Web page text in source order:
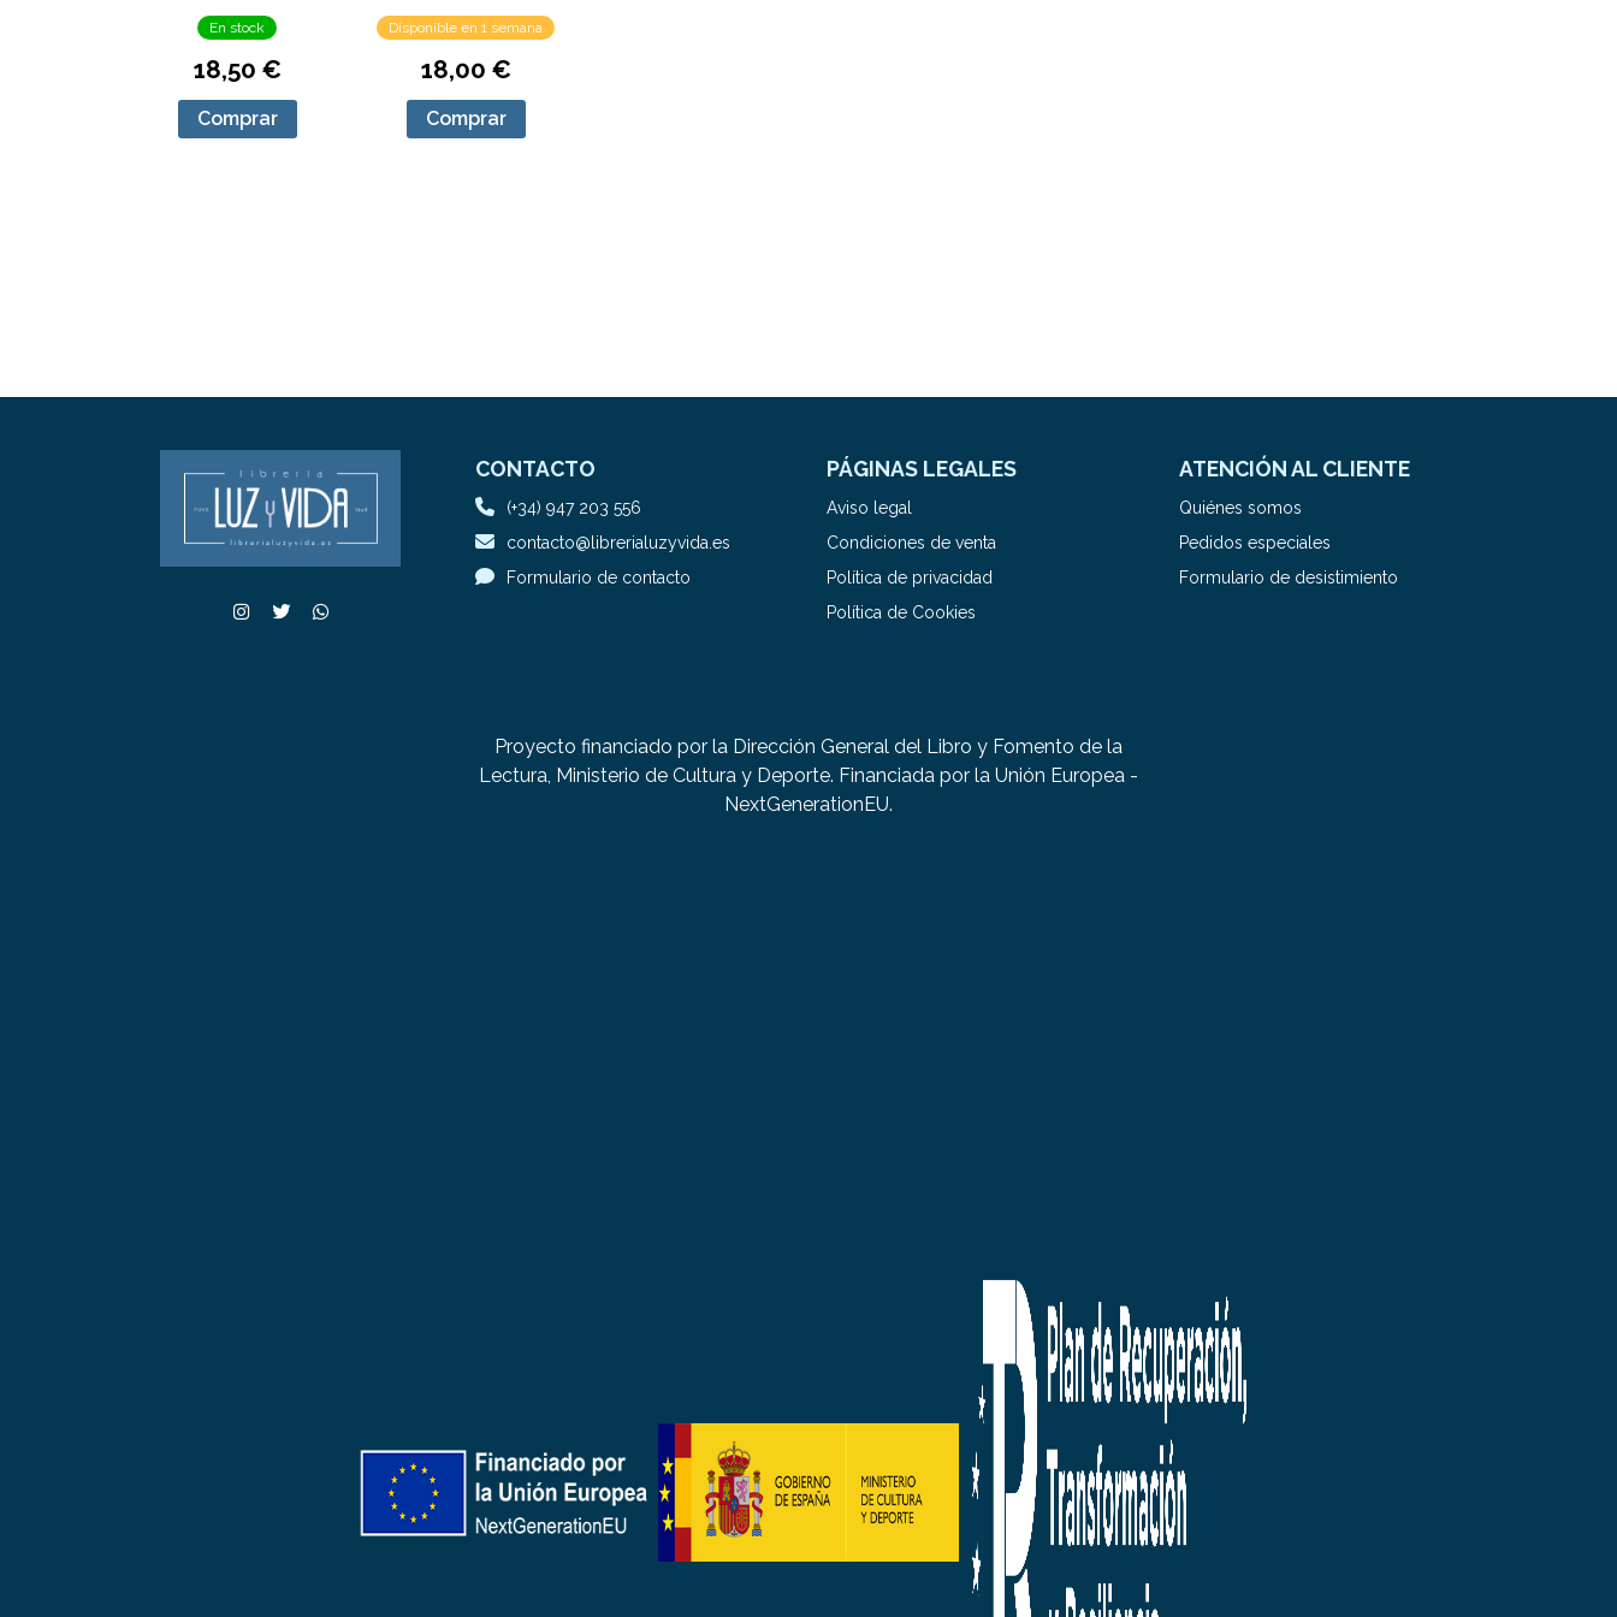
En stock
18,50 €
Comprar
Disponible en 1 semana
18,00 €
Comprar
CONTACTO
(+34) 947 203 556
contacto@librerialuzyvida.es
Formulario de contacto
PÁGINAS LEGALES
Aviso legal
Condiciones de venta
Política de privacidad
Política de Cookies
ATENCIÓN AL CLIENTE
Quiénes somos
Pedidos especiales
Formulario de desistimiento
Proyecto financiado por la Dirección General del Libro y Fomento de la
Lectura, Ministerio de Cultura y Deporte. Financiada por la Unión Europea -
NextGenerationEU.